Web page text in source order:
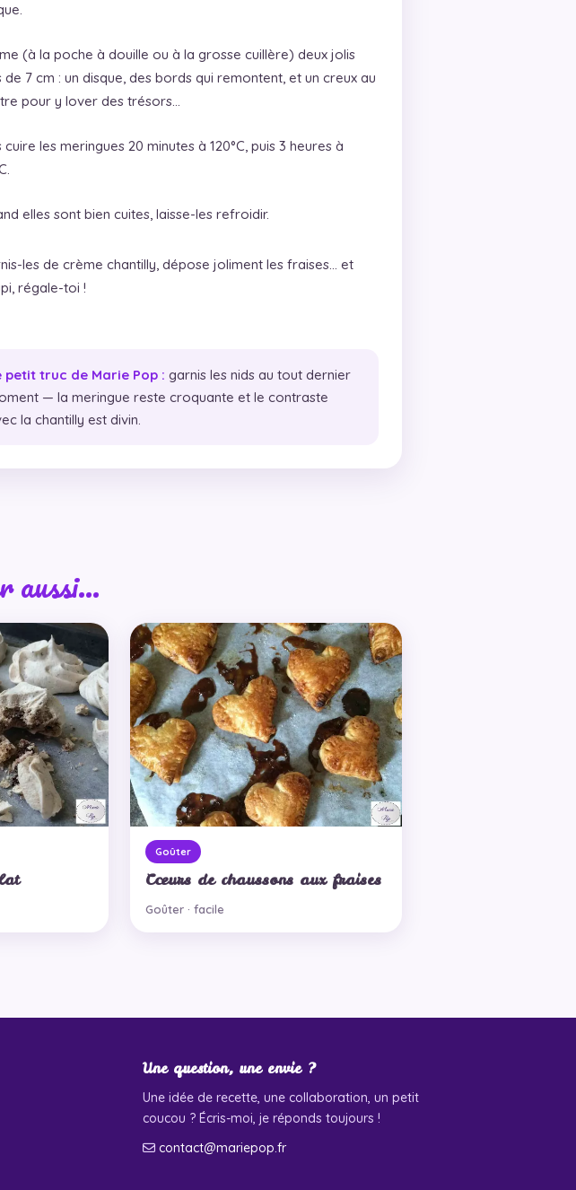
(à la poche à douille ou à la grosse cuillère) deux jolis
de 7 cm : un disque, des bords qui remontent, et un creux au
pour y lover des trésors…
cuire les meringues 20 minutes à 120°C, puis 3 heures à
elles sont bien cuites, laisse-les refroidir.
les de crème chantilly, dépose joliment les fraises… et
régale-toi !
petit truc de Marie Pop : garnis les nids au tout dernier
— la meringue reste croquante et le contraste
la chantilly est divin.
aussi…
Goûter
Cœurs de chaussons aux fraises
Goûter · facile
Une question, une envie ?
Une idée de recette, une collaboration, un petit
coucou ? Écris-moi, je réponds toujours !
contact@mariepop.fr